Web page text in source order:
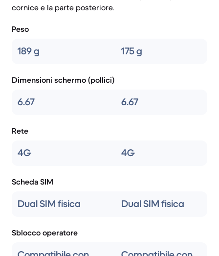
cornice e la parte posteriore.
Peso
189 g 175 g
Dimensioni schermo (pollici)
6.67 6.67
Rete
4G 4G
Scheda SIM
Dual SIM fisica Dual SIM fisica
Sblocco operatore